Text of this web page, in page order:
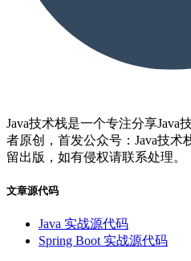
Java技术栈是一个专注分享Java
者原创，首发公众号：Java技术
留出版，如有侵权请联系处理。
文章源代码
Java 实战源代码
Spring Boot 实战源代码